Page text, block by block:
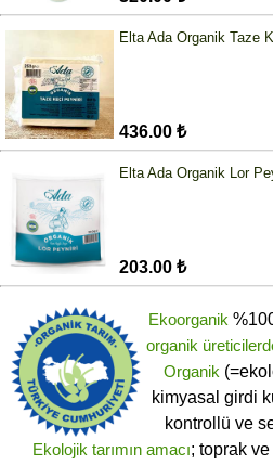
Elta Ada Organik Taze
436.00 ₺
Elta Ada Organik Lor
203.00 ₺
Ekoorganik
organik
Organik
kimyasal girdi
kontrollü ve
Ekolojik tarımın amacı; toprak ve